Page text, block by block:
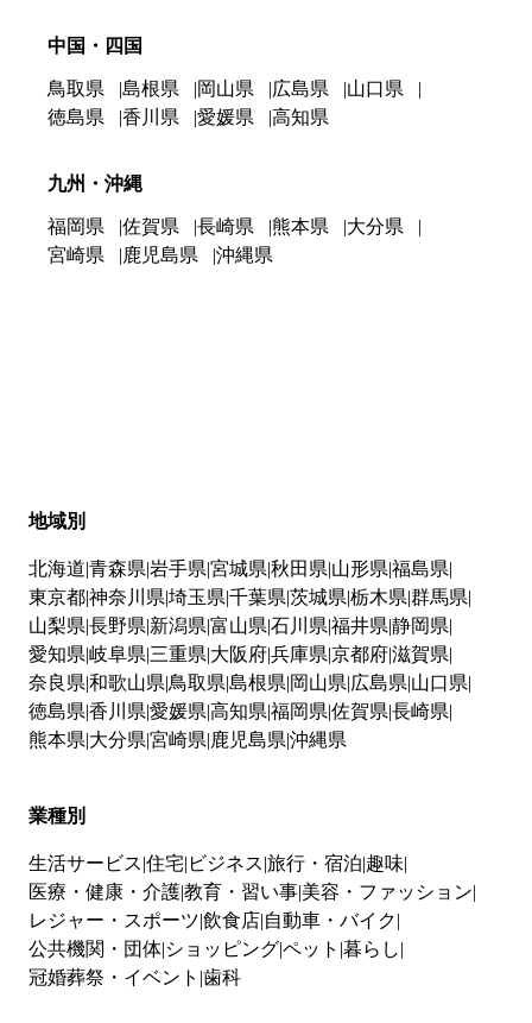
中国・四国
鳥取県 島根県 岡山県 広島県
山口県
徳島県
香川県 愛媛県 高知県
九州・沖縄
福岡県 佐賀県 長崎県 熊本県
大分県
宮崎県
鹿児島県 沖縄県
地域別
北海道 青森県 岩手県 宮城県 秋田県 山形県 福島県
東京都神奈川県 埼玉県 千葉県 茨城県 栃木県 群馬県
山梨県 長野県 新潟県 富山県 石川県 福井県 静岡県
愛知県 岐阜県 三重県 大阪府兵庫県 京都府滋賀県
奈良県 和歌山県 鳥取県 島根県 岡山県 広島県 山口県
徳島県 香川県 愛媛県 高知県 福岡県 佐賀県 長崎県
熊本県 大分県 宮崎県 鹿児島県 沖縄県
業種別
生活サービス 住宅 ビジネス 旅行・宿泊 趣味
医療・健康・介護教育・習い事 美容・ファッション
レジャー・スポーツ 飲食店 自動車・バイク
公共機関・団体 ショッピングペット 暮らし
冠婚葬祭・イベント 歯科